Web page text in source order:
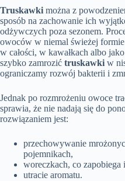
Truskawki można z
sposób na zachowanie ich
odżywczych poza sezonem.
owoców w niemal świeżej
w całości, w kawałkach albo
szybko zamrozić truskawki w
ograniczamy rozwój bakterii i
Jednak po rozmrożeniu owoce
sprawia, że nie nadają się do
rozwiązaniem jest:
przechowywanie
pojemnikach,
woreczkach, co zapobiega
utracie aromatu.